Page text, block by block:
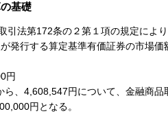
基礎
法第172条の２第１項の規定によ
発行する算定基準有価証券の市場価
円
ら、4,608,547円について、金融商
円となる。